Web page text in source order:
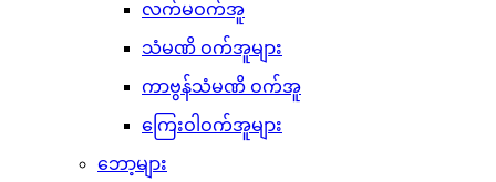
လက်မဝက်အူ
သံမဏိ ဝက်အူများ
ကာဗွန်သံမဏိ ဝက်အူ
ကြေးဝါဝက်အူများ
ဘော့များ